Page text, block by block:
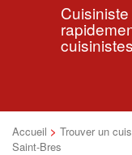
Accueil > Trouver un
Saint-Bres